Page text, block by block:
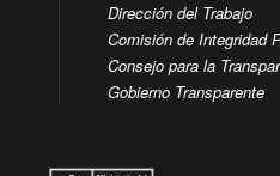
Dirección del Trabajo
Comisión de Integridad
Consejo para la
Gobierno Transparente